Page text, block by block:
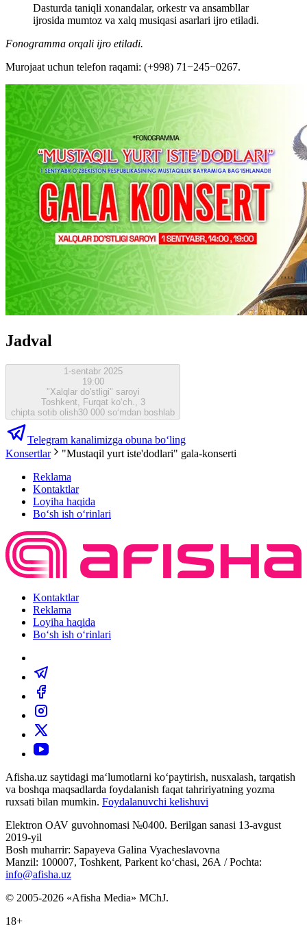
Dasturda taniqli xonandalar, orkestr va ansambllar
ijrosida mumtoz va xalq musiqasi asarlari ijro etiladi.
Fonogramma orqali ijro etiladi.
Murojaat uchun telefon raqami: (+998) 71−245−0267.
Jadval
1-sentabr 2025
19:00
"Xalqlar do'stligi" saroyi
Toshkent, Furqat ko‘ch., 3
chipta sotib olish30 000 so‘mdan boshlab
Telegram kanalimizga obuna bo‘ling
Konsertlar
"Mustaqil yurt iste'dodlari" gala-konserti
Reklama
Kontaktlar
Loyiha haqida
Bo‘sh ish o‘rinlari
Kontaktlar
Reklama
Loyiha haqida
Bo‘sh ish o‘rinlari
Afisha.uz saytidagi ma‘lumotlarni ko‘paytirish, nusxalash, tarqatish
va boshqa maqsadlarda foydalanish faqat tahririyatning yozma
ruxsati bilan mumkin. Foydalanuvchi kelishuvi
Elektron OAV guvohnomasi №0400. Berilgan sanasi 13-avgust
2019-yil
Bosh muharrir: Sapayeva Galina Vyacheslavovna
Manzil: 100007, Toshkent, Parkent ko‘chasi, 26А / Pochta:
info@afisha.uz
© 2005-2026 «Afisha Media» MChJ.
18+